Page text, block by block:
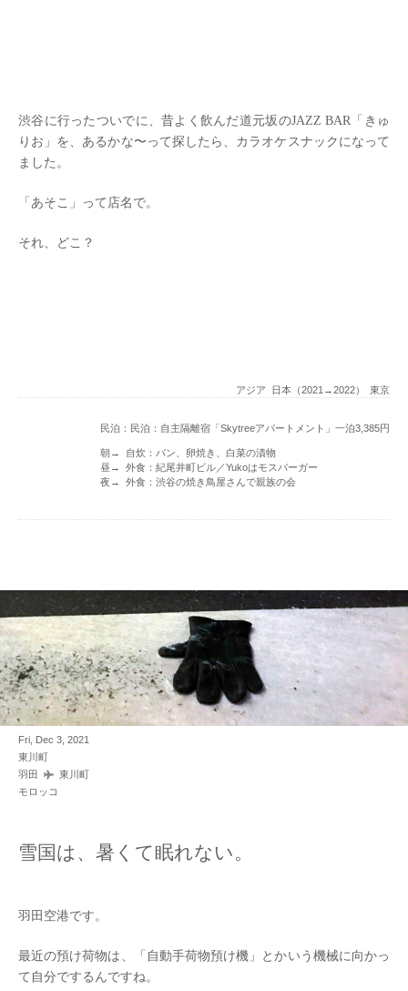
渋谷に行ったついでに、昔よく飲んだ道元坂のJAZZ BAR「きゅ
りお」を、あるかな〜って探したら、カラオケスナックになって
ました。
「あそこ」って店名で。
それ、どこ？
アジア 日本（2021→2022） 東京
民泊：民泊：自主隔離宿「Skytreeアパートメント」一泊3,385円
朝→ 自炊：パン、卵焼き、白菜の漬物
昼→ 外食：紀尾井町ビル／Yukoはモスバーガー
夜→ 外食：渋谷の焼き鳥屋さんで親族の会
Fri, Dec 3, 2021
東川町
羽田
東川町
モロッコ
雪国は、暑くて眠れない。
羽田空港です。
最近の預け荷物は、「自動手荷物預け機」とかいう機械に向かっ
て自分でするんですね。